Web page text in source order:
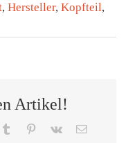
, Hersteller, Kopfteil,
Artikel!
Tumblr Pinterest
Vk
E-